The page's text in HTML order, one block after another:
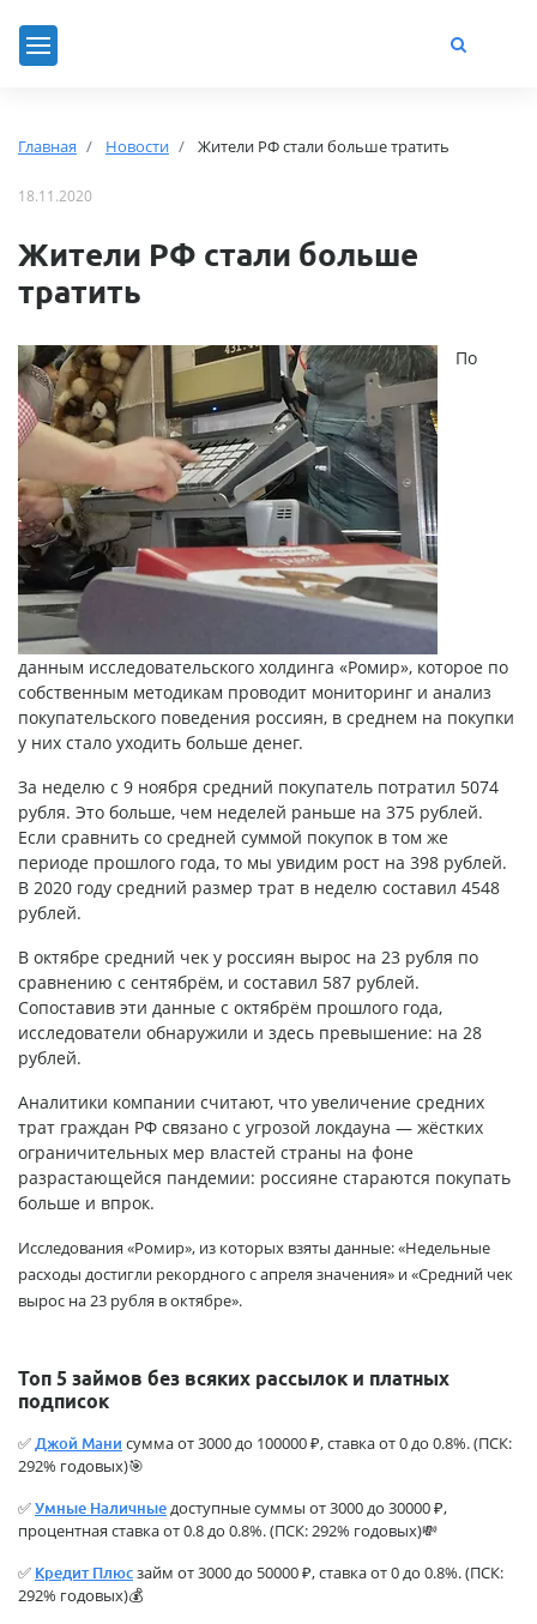
Главная Новости Жители РФ стали больше тратить
18.11.2020
Жители РФ стали больше
тратить
По
данным исследовательского холдинга «Ромир», которое по
собственным методикам проводит мониторинг и анализ
покупательского поведения россиян, в среднем на покупки
у них стало уходить больше денег.
За неделю с 9 ноября средний покупатель потратил 5074
рубля. Это больше, чем неделей раньше на 375 рублей.
Если сравнить со средней суммой покупок в том же
периоде прошлого года, то мы увидим рост на 398 рублей.
В 2020 году средний размер трат в неделю составил 4548
рублей.
В октябре средний чек у россиян вырос на 23 рубля по
сравнению с сентябрём, и составил 587 рублей.
Сопоставив эти данные с октябрём прошлого года,
исследователи обнаружили и здесь превышение: на 28
рублей.
Аналитики компании считают, что увеличение средних
трат граждан РФ связано с угрозой локдауна — жёстких
ограничительных мер властей страны на фоне
разрастающейся пандемии: россияне стараются покупать
больше и впрок.
Исследования «Ромир», из которых взяты данные: «Недельные
расходы достигли рекордного с апреля значения» и «Средний чек
вырос на 23 рубля в октябре».
Топ 5 займов без всяких рассылок и платных
подписок
✅ Джой Мани сумма от 3000 до 100000 ₽, ставка от 0 до 0.8%. (ПСК:
292% годовых)🎯
✅ Умные Наличные доступные суммы от 3000 до 30000 ₽,
процентная ставка от 0.8 до 0.8%. (ПСК: 292% годовых)💸
✅ Кредит Плюс займ от 3000 до 50000 ₽, ставка от 0 до 0.8%. (ПСК:
292% годовых)💰